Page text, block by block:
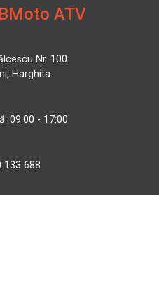
ATV
Nr. 100
Harghita
09:00 - 17:00
133 688